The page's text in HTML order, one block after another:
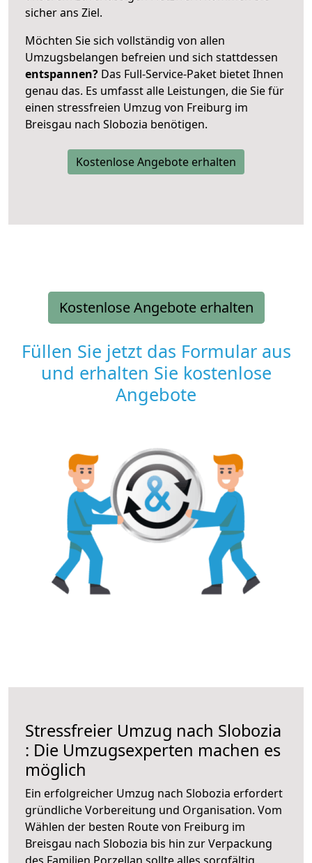
sicher ans Ziel.
Möchten Sie sich vollständig von allen
Umzugsbelangen befreien und sich stattdessen
entspannen? Das Full-Service-Paket bietet Ihnen
genau das. Es umfasst alle Leistungen, die Sie für
einen stressfreien Umzug von Freiburg im
Breisgau nach Slobozia benötigen.
Kostenlose Angebote erhalten
Kostenlose Angebote erhalten
Füllen Sie jetzt das Formular aus
und erhalten Sie kostenlose
Angebote
Stressfreier Umzug nach Slobozia
: Die Umzugsexperten machen es
möglich
Ein erfolgreicher Umzug nach Slobozia erfordert
gründliche Vorbereitung und Organisation. Vom
Wählen der besten Route von Freiburg im
Breisgau nach Slobozia bis hin zur Verpackung